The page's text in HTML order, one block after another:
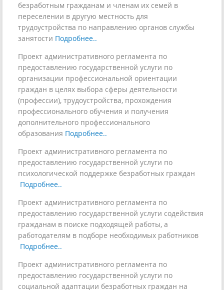
безработным гражданам и членам их семей в
переселении в другую местность для
трудоустройства по направлению органов службы
занятости Подробнее..
Проект административного регламента по
предоставлению государственной услуги по
организации профессиональной ориентации
граждан в целях выбора сферы деятельности
(профессии), трудоустройства, прохождения
профессионального обучения и получения
дополнительного профессионального
образования Подробнее..
Проект административного регламента по
предоставлению государственной услуги по
психологической поддержке безработных граждан
Подробнее..
Проект административного регламента по
предоставлению государственной услуги содействия
гражданам в поиске подходящей работы, а
работодателям в подборе необходимых работников
Подробнее..
Проект административного регламента по
предоставлению государственной услуги по
социальной адаптации безработных граждан на